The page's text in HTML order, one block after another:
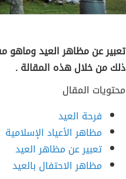
تعبير عن مظاهر العيد وماهو
ذلك من خلال هذه المقالة .
محتويات المقال
فرحة العيد
مظاهر الأعياد الإسلامية
تعبير عن مظاهر العيد
مظاهر الاحتفال بالعيد